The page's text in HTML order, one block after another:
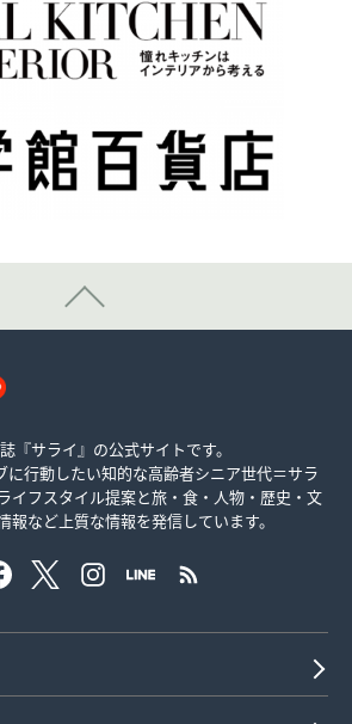
『サライ』の公式サイトです。
に行動したい知的な高齢者シニア世代＝サラ
イフスタイル提案と旅・食・人物・歴史・文
報など上質な情報を発信しています。